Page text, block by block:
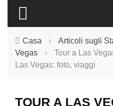
Casa › Articoli sugli
Vegas
›
Tour a Las
Las Vegas: foto, viaggi
TOUR A LAS